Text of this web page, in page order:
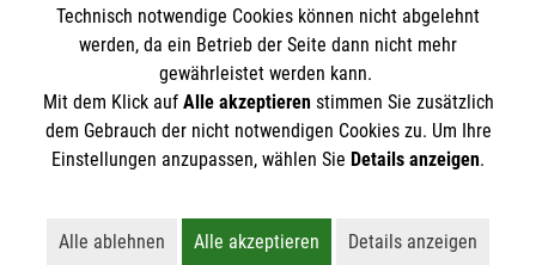
BIC: GENODED1PA7
Bramsfeld 4
45968 Gladbeck
Telefon: 02043 5816054
info.gladbeck@malteser.org
Accordion 1
Der Malteser Hilfsdienst e.V. ist als eingetragene
Gewerbesteuer befreit.
Technisch notwendige Cookies können nicht abgelehnt
werden, da ein Betrieb der Seite dann nicht mehr
gewährleistet werden kann.
Mit dem Klick auf Alle akzeptierenstimmen Sie zusätzlich
dem Gebrauch der nicht notwendigen Cookies zu. Um Ihre
Einstellungen anzupassen, wählen Sie Details anzeigen.
Alle ablehnen
Alle akzeptieren
Details anzeigen